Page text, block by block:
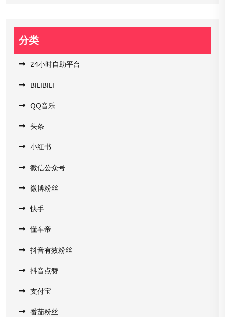
分类
24小时自助平台
BILIBILI
QQ音乐
头条
小红书
微信公众号
微博粉丝
快手
懂车帝
抖音有效粉丝
抖音点赞
支付宝
番茄粉丝